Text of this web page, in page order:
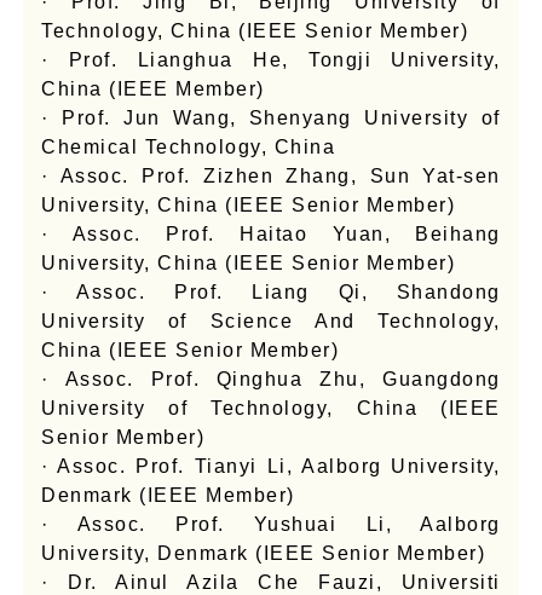
Technology, China (IEEE Senior Member)
· Prof. Lianghua He, Tongji University,
China (IEEE Member)
· Prof. Jun Wang, Shenyang University of
Chemical Technology, China
· Assoc. Prof. Zizhen Zhang, Sun Yat-sen
University, China (IEEE Senior Member)
· Assoc. Prof. Haitao Yuan, Beihang
University, China (IEEE Senior Member)
· Assoc. Prof. Liang Qi, Shandong
University of Science And Technology,
China (IEEE Senior Member)
· Assoc. Prof. Qinghua Zhu, Guangdong
University of Technology, China (IEEE
Senior Member)
· Assoc. Prof. Tianyi Li, Aalborg University,
Denmark (IEEE Member)
· Assoc. Prof. Yushuai Li, Aalborg
University, Denmark (IEEE Senior Member)
· Dr. Ainul Azila Che Fauzi, Universiti